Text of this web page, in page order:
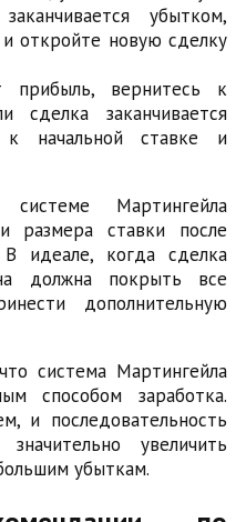
убытком,
откройте новую сделку
прибыль, вернитесь к
сделка заканчивается
к начальной ставке и
Мартингейла
размера ставки после
идеале, когда сделка
должна покрыть все
дополнительную
система Мартингейла
способом заработка.
и последовательность
увеличить
убыткам.